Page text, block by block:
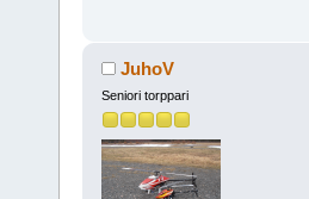
JuhoV
Seniori torppari